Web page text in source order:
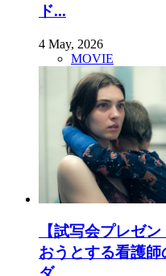
ド...
4 May, 2026
MOVIE
【試写会プレゼ
おうとする看護